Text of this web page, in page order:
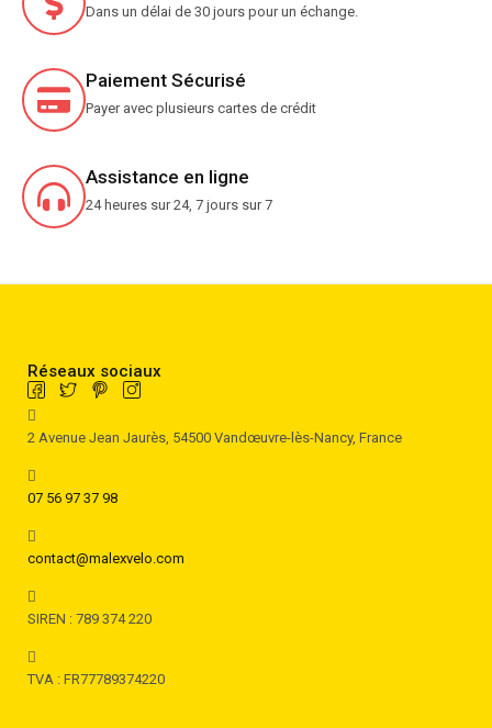
Dans un délai de 30 jours pour un échange.
Paiement Sécurisé
Payer avec plusieurs cartes de crédit
Assistance en ligne
24 heures sur 24, 7 jours sur 7
Réseaux sociaux
2 Avenue Jean Jaurès, 54500 Vandœuvre-lès-Nancy, France
07 56 97 37 98
contact@malexvelo.com
SIREN : 789 374 220
TVA : FR77789374220